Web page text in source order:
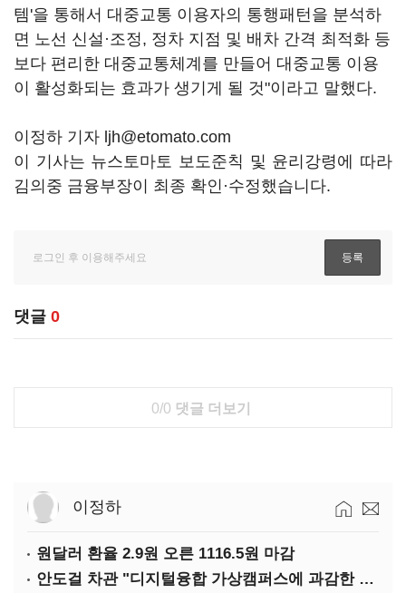
템'을 통해서 대중교통 이용자의 통행패턴을 분석하
면 노선 신설·조정, 정차 지점 및 배차 간격 최적화 등
보다 편리한 대중교통체계를 만들어 대중교통 이용
이 활성화되는 효과가 생기게 될 것"이라고 말했다.
이정하 기자 ljh@etomato.com
이 기사는 뉴스토마토 보도준칙 및 윤리강령에 따라
김의중 금융부장이 최종 확인·수정했습니다.
댓글 0
0/0 댓글 더보기
이정하
원달러 환율 2.9원 오른 1116.5원 마감
안도걸 차관 "디지털융합 가상캠퍼스에 과감한 인센티브 부여"